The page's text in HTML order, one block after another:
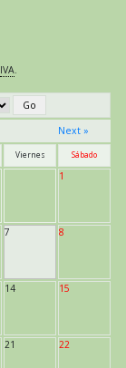
IVA.
Next »
Viernes Sábado
1
7 8
14 15
21 22